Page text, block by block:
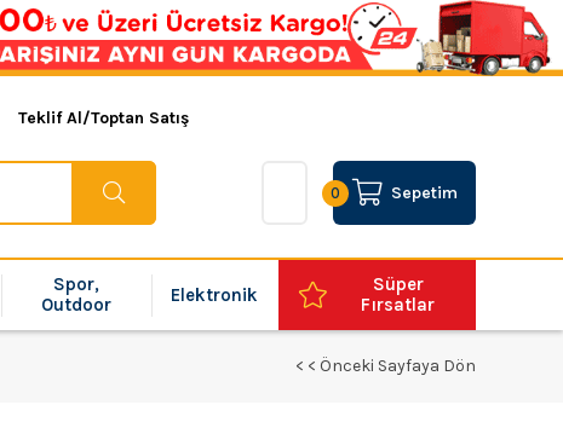
Teklif Al/Toptan Satış
Sepetim
0
Spor,
Outdoor
Elektronik
Süper
Fırsatlar
< < Önceki Sayfaya Dön